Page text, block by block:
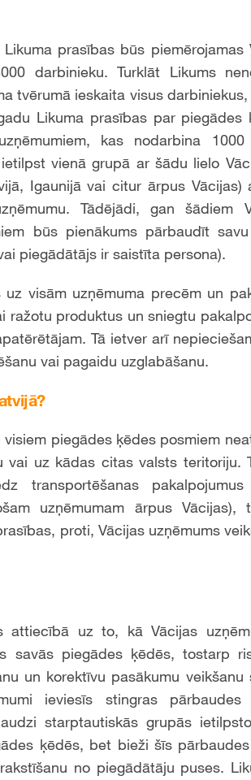
prasības būs piemērojamas
darbinieku. Turklāt Likums
tvērumā ieskaita visus darbiniekus,
Likuma prasības par piegādes
kas nodarbina 1000
vienā grupā ar šādu lielo
Igaunijā vai citur ārpus Vācijas)
Tādējādi, gan šādiem
būs pienākums pārbaudīt savu
piegādātājs ir saistīta persona).
visām uzņēmuma precēm un
produktus un sniegtu
Tā ietver arī
vai pagaidu uzglabāšanu.
piegādes ķēdes posmiem
uz kādas citas valsts teritoriju.
transportēšanas pakalpojumus
uzņēmumam ārpus Vācijas),
proti, Vācijas uzņēmums
uz to, kā Vācijas
savās piegādes ķēdēs, tostarp
un korektīvu pasākumu veikšanu
ieviesīs stingras pārbaudes
starptautiskās grupās
ķēdēs, bet bieži šīs pārbaudes
no piegādātāju puses.